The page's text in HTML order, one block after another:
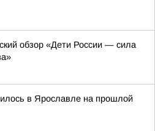
обзор «Дети России — сила
в Ярославле на прошлой